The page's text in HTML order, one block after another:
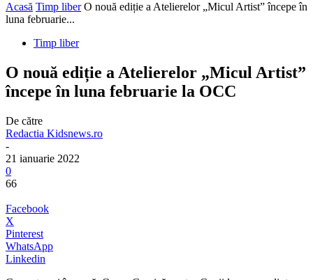
Acasă Timp liber O nouă ediție a Atelierelor „Micul Artist” începe în
luna februarie...
Timp liber
O nouă ediție a Atelierelor „Micul Artist”
începe în luna februarie la OCC
De către
Redactia Kidsnews.ro
-
21 ianuarie 2022
0
66
Facebook
X
Pinterest
WhatsApp
Linkedin